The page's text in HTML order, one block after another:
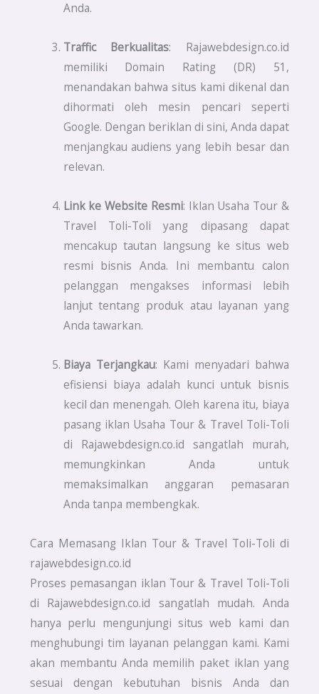
Anda.
Traffic Berkualitas: Rajawebdesign.co.id
memiliki Domain Rating (DR) 51,
menandakan bahwa situs kami dikenal dan
dihormati oleh mesin pencari seperti
Google. Dengan beriklan di sini, Anda dapat
menjangkau audiens yang lebih besar dan
relevan.
Link ke Website Resmi: Iklan Usaha Tour &
Travel Toli-Toli yang dipasang dapat
mencakup tautan langsung ke situs web
resmi bisnis Anda. Ini membantu calon
pelanggan mengakses informasi lebih
lanjut tentang produk atau layanan yang
Anda tawarkan.
Biaya Terjangkau: Kami menyadari bahwa
efisiensi biaya adalah kunci untuk bisnis
kecil dan menengah. Oleh karena itu, biaya
pasang iklan Usaha Tour & Travel Toli-Toli
di Rajawebdesign.co.id sangatlah murah,
memungkinkan Anda untuk
memaksimalkan anggaran pemasaran
Anda tanpa membengkak.
Cara Memasang Iklan Tour & Travel Toli-Toli di
rajawebdesign.co.id
Proses pemasangan iklan Tour & Travel Toli-Toli
di Rajawebdesign.co.id sangatlah mudah. Anda
hanya perlu mengunjungi situs web kami dan
menghubungi tim layanan pelanggan kami. Kami
akan membantu Anda memilih paket iklan yang
sesuai dengan kebutuhan bisnis Anda dan